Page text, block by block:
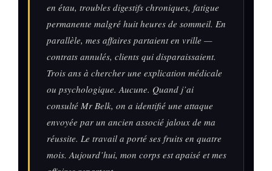
en étau, troubles digestifs chroniques, fatigue
permanente malgré huit heures de sommeil. En
parallèle, mes affaires partaient en vrille —
contrats annulés, clients qui disparaissaient.
Trois ans à chercher une explication médicale
ou psychologique. Aucune. Quand j’ai
consulté Mr Belk, on a identifié une attaque
envoyée par un ancien associé jaloux de ma
réussite. Le travail a porté ses fruits en quatre
mois. Aujourd’hui, mon corps est apaisé et mes